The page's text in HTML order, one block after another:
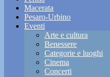
Macerata
Pesaro-Urbino
Eventi
Arte e cultura
Benessere
Categorie e luoghi
Cinema
Concerti